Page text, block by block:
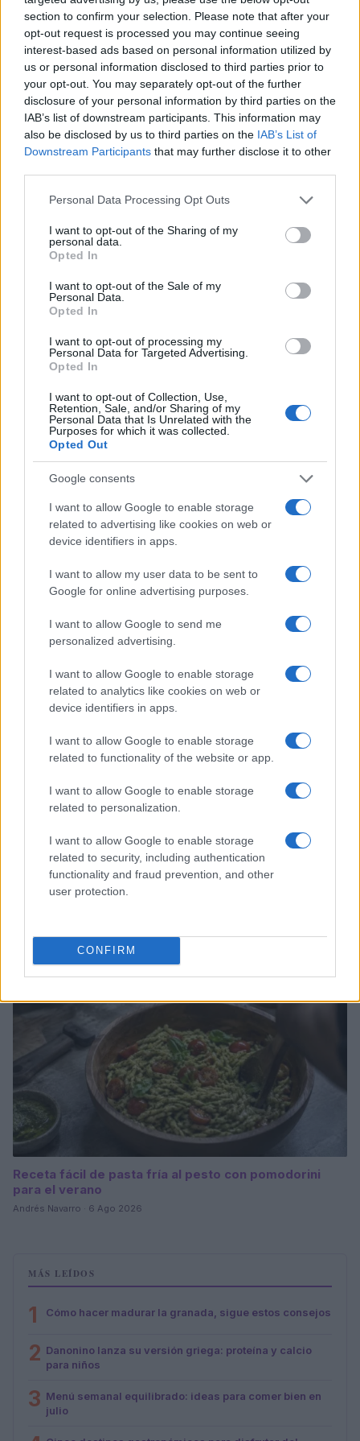
section to confirm your selection. Please note that after your
opt-out request is processed you may continue seeing
interest-based ads based on personal information utilized by
us or personal information disclosed to third parties prior to
your opt-out. You may separately opt-out of the further
disclosure of your personal information by third parties on the
IAB’s list of downstream participants. This information may
also be disclosed by us to third parties on the IAB’s List of
Downstream Participants that may further disclose it to other
Please note that this website/app uses one or more Google
not limited to your visit or usage behaviour. You may click to
grant or deny consent to Google and its third-party tags to
use your data for below specified purposes in below Google
consent section.
Personal Data Processing Opt Outs
I want to opt-out of the Sharing of my
personal data.
Opted In
I want to opt-out of the Sale of my
Personal Data.
Opted In
I want to opt-out of processing my
Personal Data for Targeted Advertising.
Opted In
I want to opt-out of Collection, Use,
Retention, Sale, and/or Sharing of my
Personal Data that Is Unrelated with the
Purposes for which it was collected.
Opted Out
Google consents
I want to allow Google to enable storage
related to advertising like cookies on web or
device identifiers in apps.
I want to allow my user data to be sent to
Google for online advertising purposes.
I want to allow Google to send me
personalized advertising.
I want to allow Google to enable storage
related to analytics like cookies on web or
device identifiers in apps.
I want to allow Google to enable storage
related to functionality of the website or app.
I want to allow Google to enable storage
related to personalization.
I want to allow Google to enable storage
related to security, including authentication
functionality and fraud prevention, and other
user protection.
CONFIRM
Sigue leyendo
SALUD Y ALIMENTACIÓN
Explorando las similitudes y diferencias entre la
gastronomía peruana y ecuatoriana
Lucía Fernández · 6 Ago 2026
Cómo crear y mantener un starter para pizzas y
pastas perfectas
PASTAS Y PIZZAS
Receta fácil de pasta fría al pesto con pomodorini
para el verano
Andrés Navarro · 6 Ago 2026
MÁS LEÍDOS
1 Cómo hacer madurar la granada, sigue estos consejos
2 Danonino lanza su versión griega: proteína y calcio
para niños
3 Menú semanal equilibrado: ideas para comer bien en
julio